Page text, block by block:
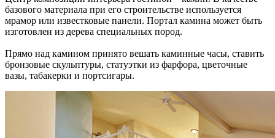
базового материала при его строительстве используется
мрамор или известковые панели. Портал камина может быть
изготовлен из дерева специальных пород.
Прямо над камином принято вешать каминные часы, ставить
бронзовые скульптуры, статуэтки из фарфора, цветочные
вазы, табакерки и портсигары.